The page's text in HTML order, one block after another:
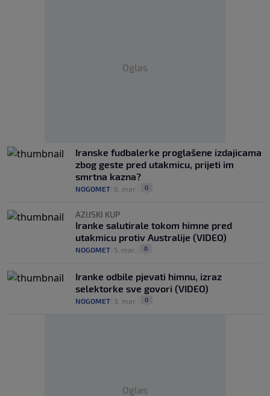
Oglas
Iranske fudbalerke proglašene izdajicama
zbog geste pred utakmicu, prijeti im
smrtna kazna?
NOGOMET 6. mar. 0
AZIJSKI KUP
Iranke salutirale tokom himne pred
utakmicu protiv Australije (VIDEO)
NOGOMET 5. mar. 0
Iranke odbile pjevati himnu, izraz
selektorke sve govori (VIDEO)
NOGOMET 3. mar. 0
Oglas